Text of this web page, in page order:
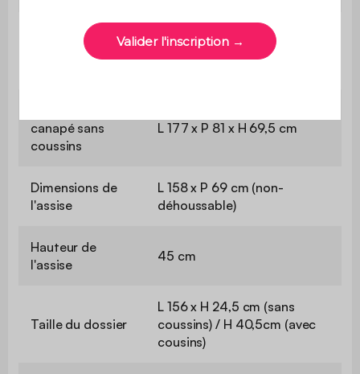
Dimensions du
canapé avec
L 177 x P 81 x H 85,5 cm
canapé sans
coussins
L 177 x P 81 x H 69,5 cm
Dimensions de
l'assise
L 158 x P 69 cm (non-
déhoussable)
Hauteur de
l'assise
45 cm
Taille du dossier
L 156 x H 24,5 cm (sans
coussins) / H 40,5cm (avec
cousins)